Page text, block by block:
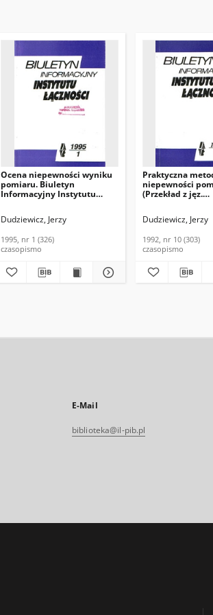
Ocena niepewności wyniku
pomiaru. Biuletyn
Informacyjny Instytutu
Dudziewicz, Jerzy
1995, nr 1 (326)
czasopismo
Praktyczna
niepewności
(Przekład z jęz.
Łączności, 1992,
Dudziewicz, Jerzy
1992, nr 10 (303)
czasopismo
E-Mail
biblioteka@il-pib.pl